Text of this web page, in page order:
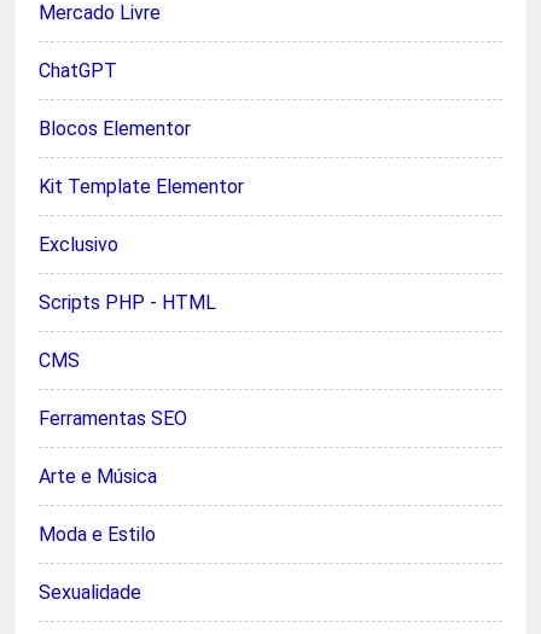
Mercado Livre
ChatGPT
Blocos Elementor
Kit Template Elementor
Exclusivo
Scripts PHP - HTML
CMS
Ferramentas SEO
Arte e Música
Moda e Estilo
Sexualidade